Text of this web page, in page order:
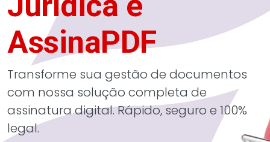
AssinaPDF
Transforme sua gestão de documentos
com nossa solução completa de
assinatura digital. Rápido, seguro e 100%
legal.